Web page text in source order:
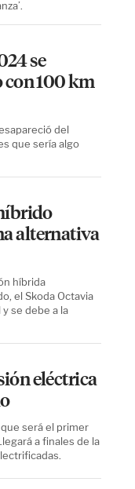
se
con 100 km
del
que sería algo
alternativa
híbrida
el Skoda Octavia
se debe a la
eléctrica
será el primer
a finales de la